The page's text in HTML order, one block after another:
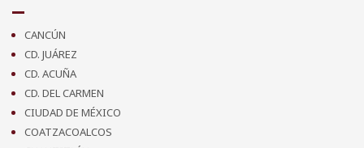
CANCÚN
CD. JUÁREZ
CD. ACUÑA
CD. DEL CARMEN
CIUDAD DE MÉXICO
COATZACOALCOS